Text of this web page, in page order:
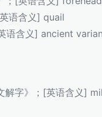
语含义] quail
语含义] ancient
解字》；[英语含义]